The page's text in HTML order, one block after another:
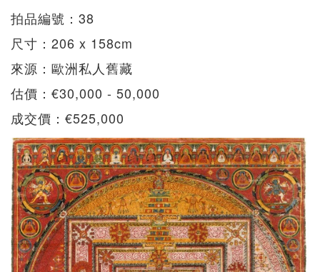
拍品編號：38
尺寸：206 x 158cm
來源：歐洲私人舊藏
估價：€30,000 - 50,000
成交價：€525,000